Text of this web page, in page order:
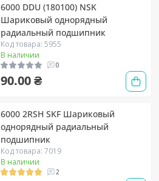
6000 DDU (180100) NSK
Шариковый однорядный
радиальный подшипник
Код товара: 5955
В наличии
0
90.00 ₴
6000 2RSH SKF Шариковый
однорядный радиальный
подшипник
Код товара: 7019
В наличии
2